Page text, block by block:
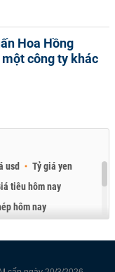
Hoa Hồng
một công ty khác
usd
Tỷ giá yen
tiêu hôm nay
hôm nay